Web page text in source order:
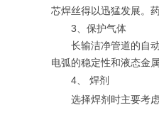
芯焊丝得以迅猛发展。
3、保护气体
长输洁净管道的自动
电弧的稳定性和液态金
4、
焊剂
选择焊剂时主要考虑